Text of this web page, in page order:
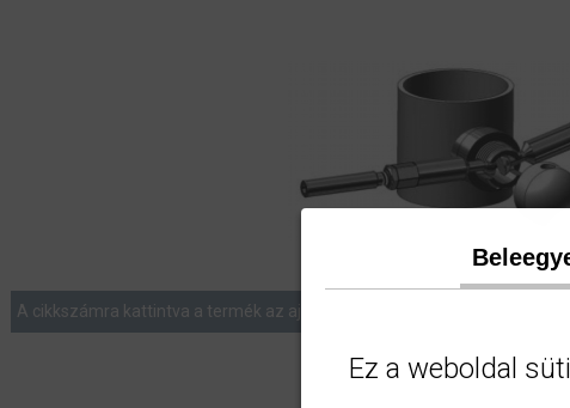
A cikkszámra kattintva a termék az ajánlatkérés menüben listázásra kerül.
Ez a weboldal